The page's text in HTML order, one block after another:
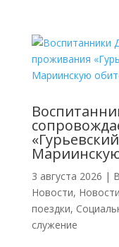
3 августа 2026 |
Новости,
поездки,
служение